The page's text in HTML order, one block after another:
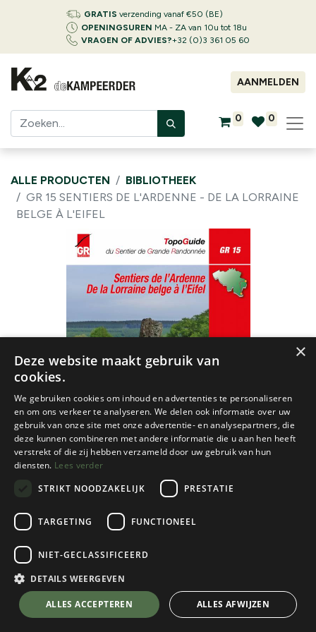
GRATIS verzending vanaf €50 (BE)
OPENINGSUREN MA - ZA van 10u tot 18u
VRAGEN OF ADVIES?+32 (0)3 361 05 60
AANMELDEN
0 0
ALLE PRODUCTEN
BIBLIOTHEEK
GR 15 SENTIERS DE L'ARDENNE - DE LA LORRAINE
BELGE À L'EIFEL
GR
GR 15 Sentiers de l'Ardenne - de la
Lorraine belge à l'Eifel
💬 Stel je vraag over dit product via WhatsApp
×
Deze website maakt gebruik van
cookies.
We gebruiken cookies om inhoud en advertenties te personaliseren
en om ons verkeer te analyseren. We delen ook informatie over uw
gebruik van onze site met onze advertentie- en analysepartners, die
deze kunnen combineren met andere informatie die u aan hen heeft
verstrekt of die zij hebben verzameld door uw gebruik van hun
diensten. Lees verder
STRIKT NOODZAKELIJK
PRESTATIE
TARGETING FUNCTIONEEL
NIET-GECLASSIFICEERD
DETAILS WEERGEVEN
ALLES ACCEPTEREN ALLES AFWIJZEN